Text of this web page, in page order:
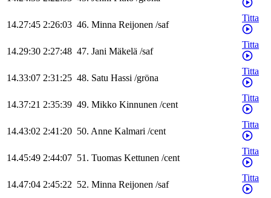
14.27:45 2:26:03 46. Minna Reijonen /saf
Titta
14.29:30 2:27:48 47. Jani Mäkelä /saf
Titta
14.33:07 2:31:25 48. Satu Hassi /gröna
Titta
14.37:21 2:35:39 49. Mikko Kinnunen /cent
Titta
14.43:02 2:41:20 50. Anne Kalmari /cent
Titta
14.45:49 2:44:07 51. Tuomas Kettunen /cent
Titta
14.47:04 2:45:22 52. Minna Reijonen /saf
Titta